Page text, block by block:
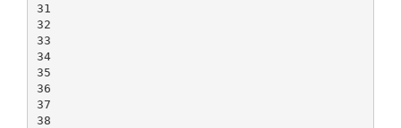
31
32
33
34
35
36
37
38